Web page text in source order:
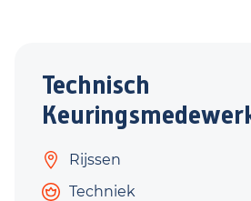
Technisch
Rijssen
Techniek